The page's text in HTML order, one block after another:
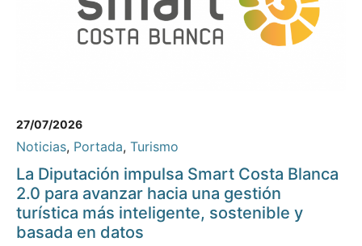
27/07/2026
Noticias, Portada, Turismo
La Diputación impulsa Smart Costa Blanca
2.0 para avanzar hacia una gestión
turística más inteligente, sostenible y
basada en datos